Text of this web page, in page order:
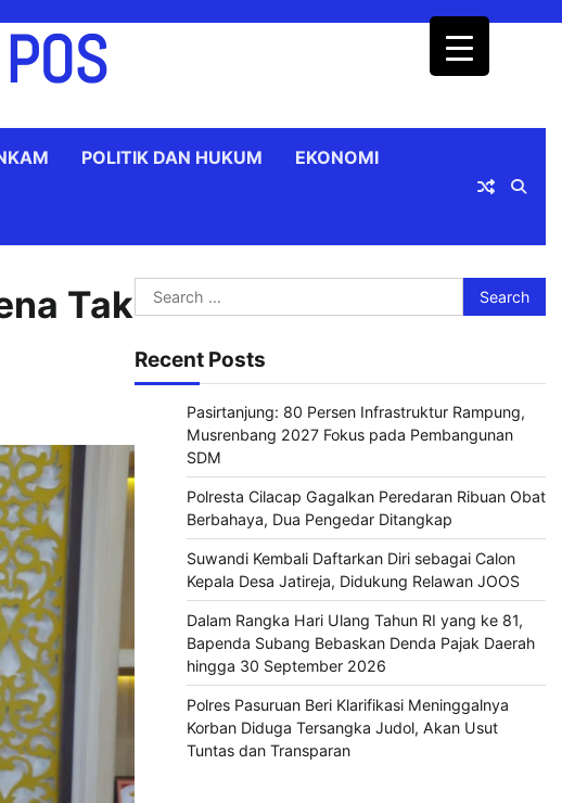
POLITIK DAN HUKUM EKONOMI
Tak Search
for:
Recent Posts
Pasirtanjung: 80 Persen Infrastruktur Rampung,
Musrenbang 2027 Fokus pada Pembangunan
SDM
Polresta Cilacap Gagalkan Peredaran Ribuan Obat
Berbahaya, Dua Pengedar Ditangkap
Suwandi Kembali Daftarkan Diri sebagai Calon
Kepala Desa Jatireja, Didukung Relawan JOOS
Dalam Rangka Hari Ulang Tahun RI yang ke 81,
Bapenda Subang Bebaskan Denda Pajak Daerah
hingga 30 September 2026
Polres Pasuruan Beri Klarifikasi Meninggalnya
Korban Diduga Tersangka Judol, Akan Usut
Tuntas dan Transparan